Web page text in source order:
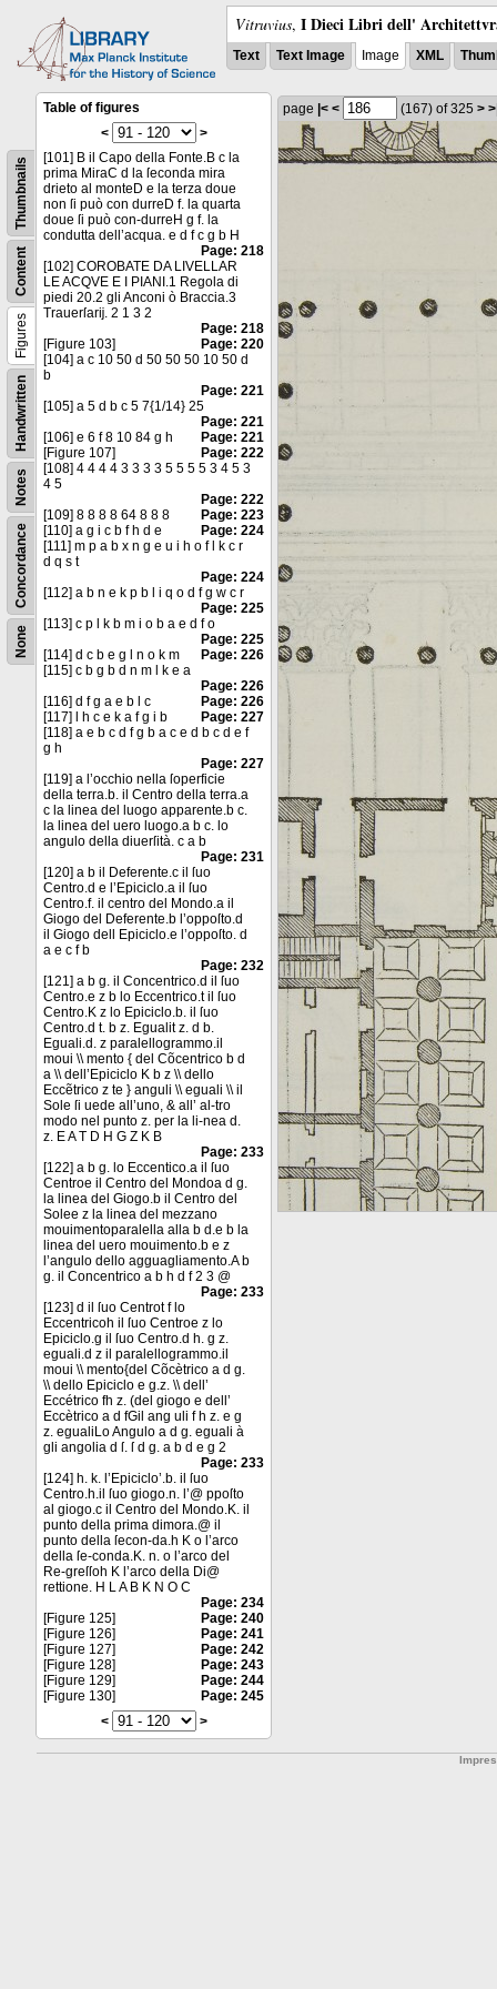
Vitruvius, I Dieci Libri dell'
Text Text Image Image XML
None
Concordance
Notes
Handwritten
Figures
Content
Thumbnails
Table of figures
<
>
[101] B il Capo della Fonte.B c la
prima MiraC d la ſeconda mira
drieto al monteD e la terza doue
non ſi può con durreD f. la quarta
doue ſi può con-durreH g f. la
condutta dell’acqua. e d f c g b H
Page: 218
[102] COROBATE DA LIVELLAR
LE ACQVE E I PIANI.1 Regola di
piedi 20.2 gli Anconi ò Braccia.3
Trauerſarĳ. 2 1 3 2
Page: 218
[Figure 103]
Page: 220
[104] a c 10 50 d 50 50 50 10 50 d
b
Page: 221
[105] a 5 d b c 5 7{1/14} 25
Page: 221
[106] e 6 f 8 10 84 g h
Page: 221
[Figure 107]
Page: 222
[108] 4 4 4 4 3 3 3 3 5 5 5 5 3 4 5 3
4 5
Page: 222
[109] 8 8 8 8 64 8 8 8
Page: 223
[110] a g i c b f h d e
Page: 224
[111] m p a b x n g e u i h o f l k c r
d q s t
Page: 224
[112] a b n e k p b l i q o d f g w c r
Page: 225
[113] c p l k b m i o b a e d f o
Page: 225
[114] d c b e g l n o k m
Page: 226
[115] c b g b d n m l k e a
Page: 226
[116] d f g a e b l c
Page: 226
[117] l h c e k a f g i b
Page: 227
[118] a e b c d f g b a c e d b c d e f
g h
Page: 227
[119] a l’occhio nella ſoperficie
della terra.b. il Centro della terra.a
c la linea del luogo apparente.b c.
la linea del uero luogo.a b c. lo
angulo della diuerſità. c a b
Page: 231
[120] a b il Deferente.c il ſuo
Centro.d e l’Epiciclo.a il ſuo
Centro.f. il centro del Mondo.a il
Giogo del Deferente.b l’oppoſto.d
il Giogo dell Epiciclo.e l’oppoſto. d
a e c f b
Page: 232
[121] a b g. il Concentrico.d il ſuo
Centro.e z b lo Eccentrico.t il ſuo
Centro.K z lo Epiciclo.b. il ſuo
Centro.d t. b z. Egualit z. d b.
Eguali.d. z paralellogrammo.il
moui \\ mento { del Cõcentrico b d
a \\ dell’Epiciclo K b z \\ dello
Eccẽtrico z te } anguli \\ eguali \\ il
Sole ſi uede all’uno, & all’ al-tro
modo nel punto z. per la li-nea d.
z. E A T D H G Z K B
Page: 233
[122] a b g. lo Eccentico.a il ſuo
Centroe il Centro del Mondoa d g.
la linea del Giogo.b il Centro del
Solee z la linea del mezzano
mouimentoparalella alla b d.e b la
linea del uero mouimento.b e z
l’angulo dello agguagliamento.A b
g. il Concentrico a b h d f 2 3 @
Page: 233
[123] d il ſuo Centrot f lo
Eccentricoh il ſuo Centroe z lo
Epiciclo.g il ſuo Centro.d h. g z.
eguali.d z il paralellogrammo.il
moui \\ mento{del Cõcètrico a d g.
\\ dello Epiciclo e g.z. \\ dell’
Eccétrico fh z. (del giogo e dell’
Eccètrico a d fGil ang uli f h z. e g
z. egualiLo Angulo a d g. eguali à
gli angolia d ſ. ſ d g. a b d e g 2
Page: 233
[124] h. k. l’Epiciclo’.b. il ſuo
Centro.h.il ſuo giogo.n. l’@ ppoſto
al giogo.c il Centro del Mondo.K. il
punto della prima dimora.@ il
punto della ſecon-da.h K o l’arco
della ſe-conda.K. n. o l’arco del
Re-greſſoh K l’arco della Di@
rettione. H L A B K N O C
Page: 234
[Figure 125]
Page: 240
[Figure 126]
Page: 241
[Figure 127]
Page: 242
[Figure 128]
Page: 243
[Figure 129]
Page: 244
[Figure 130]
Page: 245
<
>
page |< < (167) of 325 >